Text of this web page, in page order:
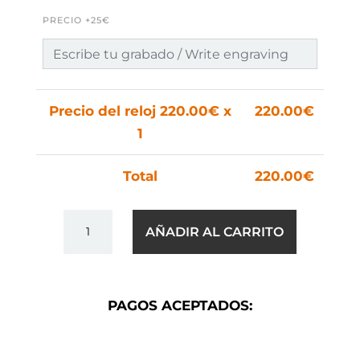
PRECIO +25€
Precio del reloj220.00€ x
1
220.00€
Total 220.00€
AÑADIR AL CARRITO
PAGOS ACEPTADOS: